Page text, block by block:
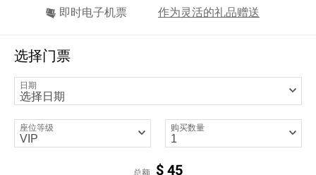
即时电子机票 作为灵活的礼品赠送
选择门票
日期
座位等级 购买数量
$ 45